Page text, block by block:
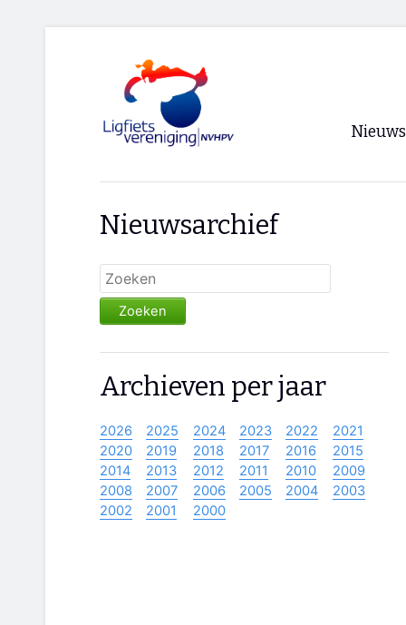
Nieuws
Nieuwsarchief
Zoeken
Archieven per jaar
2026 2025 2024 2023 2022
2021
2020
2019 2018 2017 2016
2015
2014
2013 2012 2011 2010
2009
2008
2007 2006 2005 2004
2003
2002
2001 2000